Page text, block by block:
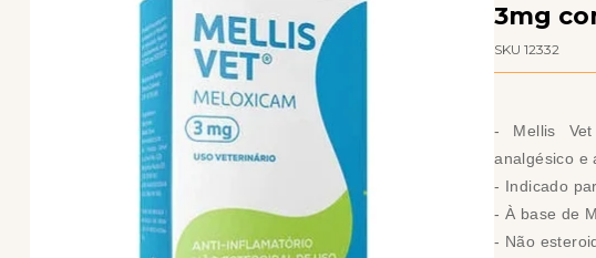
3mg
SKU 12332
- Mellis Vet
analgésico e
- Indicado
- À base de
- Não